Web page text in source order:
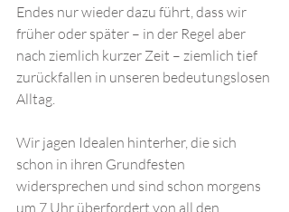
Endes nur wieder dazu führt, dass wir
früher oder später – in der Regel aber
nach ziemlich kurzer Zeit – ziemlich tief
zurückfallen in unseren bedeutungslosen
Alltag.
Wir jagen Idealen hinterher, die sich
schon in ihren Grundfesten
widersprechen und sind schon morgens
um 7 Uhr überfordert von all den